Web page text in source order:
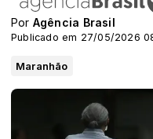
Por Agência Brasil
Publicado em 27/05/2026
Maranhão